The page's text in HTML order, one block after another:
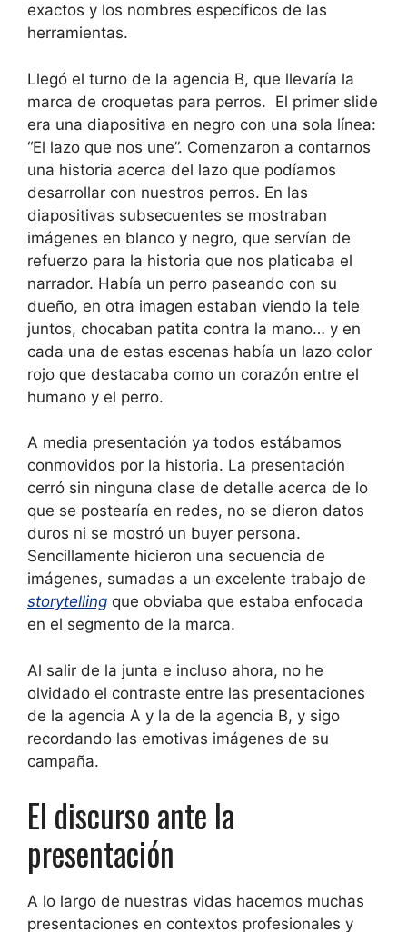
exactos y los nombres específicos de las
herramientas.
Llegó el turno de la agencia B, que llevaría la
marca de croquetas para perros. El primer slide
era una diapositiva en negro con una sola línea:
“El lazo que nos une”. Comenzaron a contarnos
una historia acerca del lazo que podíamos
desarrollar con nuestros perros. En las
diapositivas subsecuentes se mostraban
imágenes en blanco y negro, que servían de
refuerzo para la historia que nos platicaba el
narrador. Había un perro paseando con su
dueño, en otra imagen estaban viendo la tele
juntos, chocaban patita contra la mano… y en
cada una de estas escenas había un lazo color
rojo que destacaba como un corazón entre el
humano y el perro.
A media presentación ya todos estábamos
conmovidos por la historia. La presentación
cerró sin ninguna clase de detalle acerca de lo
que se postearía en redes, no se dieron datos
duros ni se mostró un buyer persona.
Sencillamente hicieron una secuencia de
imágenes, sumadas a un excelente trabajo de
storytelling que obviaba que estaba enfocada
en el segmento de la marca.
Al salir de la junta e incluso ahora, no he
olvidado el contraste entre las presentaciones
de la agencia A y la de la agencia B, y sigo
recordando las emotivas imágenes de su
campaña.
El discurso ante la
presentación
A lo largo de nuestras vidas hacemos muchas
presentaciones en contextos profesionales y